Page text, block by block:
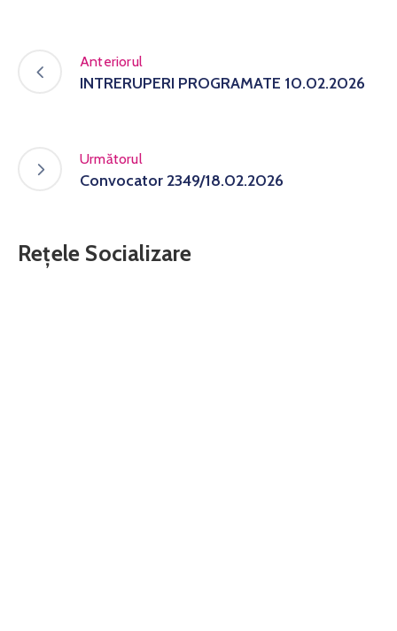
Anteriorul
INTRERUPERI PROGRAMATE 10.02.2026
Următorul
Convocator 2349/18.02.2026
Rețele Socializare